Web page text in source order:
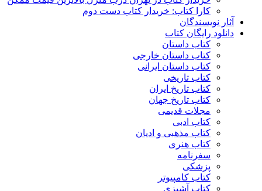
کارا کتاب: خریدار کتاب دست دوم
آثار نویسندگان
دانلود رایگان کتاب
کتاب داستان
کتاب داستان خارجی
کتاب داستان ایرانی
کتاب تاریخی
کتاب تاریخ ایران
کتاب تاریخ جهان
مجلات قدیمی
کتاب ادبی
کتاب مذهبی و ادیان
کتاب هنری
سفرنامه
پزشکی
کتاب کامپیوتر
کتاب آشپزی